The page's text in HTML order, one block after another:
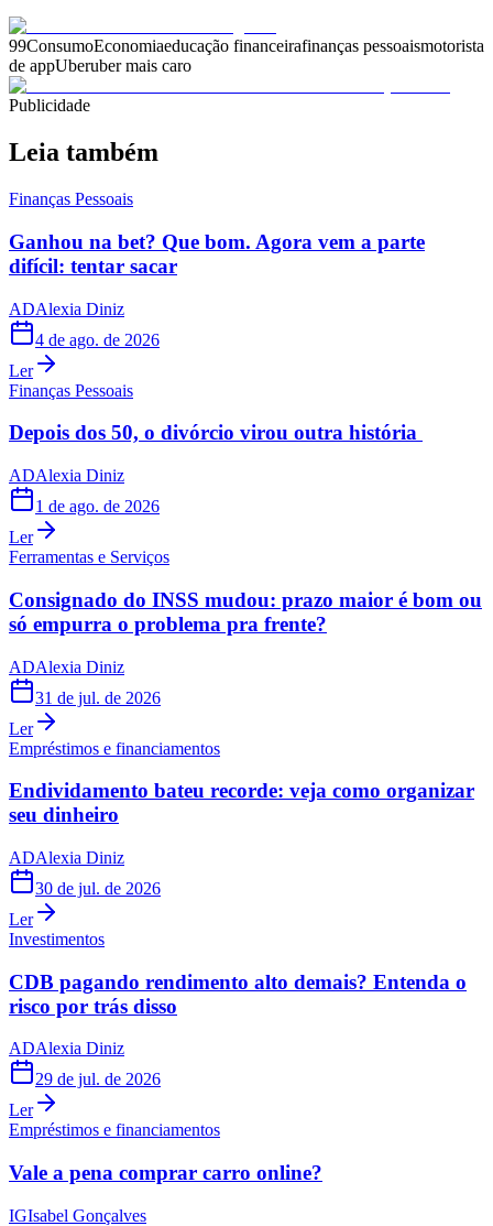
99ConsumoEconomiaeducação financeirafinanças pessoaismotorista
de appUberuber mais caro
Publicidade
Leia também
Finanças Pessoais
Ganhou na bet? Que bom. Agora vem a parte
difícil: tentar sacar
ADAlexia Diniz
4 de ago. de 2026
Ler
Finanças Pessoais
Depois dos 50, o divórcio virou outra história
ADAlexia Diniz
1 de ago. de 2026
Ler
Ferramentas e Serviços
Consignado do INSS mudou: prazo maior é bom ou
só empurra o problema pra frente?
ADAlexia Diniz
31 de jul. de 2026
Ler
Empréstimos e financiamentos
Endividamento bateu recorde: veja como organizar
seu dinheiro
ADAlexia Diniz
30 de jul. de 2026
Ler
Investimentos
CDB pagando rendimento alto demais? Entenda o
risco por trás disso
ADAlexia Diniz
29 de jul. de 2026
Ler
Empréstimos e financiamentos
Vale a pena comprar carro online?
IGIsabel Gonçalves